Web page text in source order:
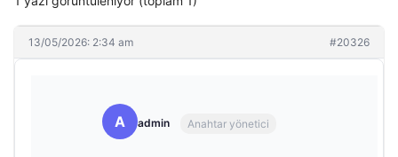
13/05/2026: 2:34 am #20326
A admin Anahtar yönetici